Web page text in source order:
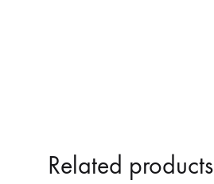
Related products